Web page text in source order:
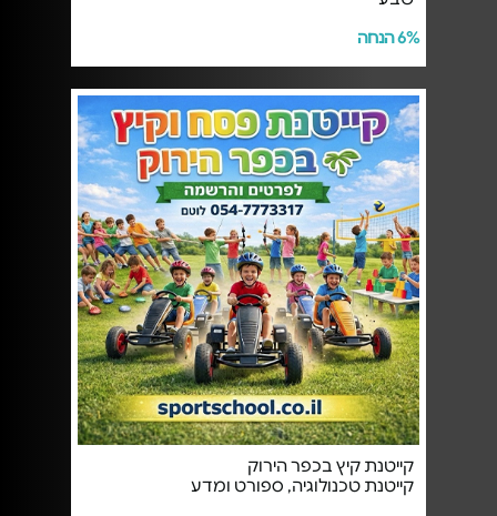
6% הנחה
קייטנת קיץ בכפר הירוק
קייטנת טכנולוגיה, ספורט ומדע